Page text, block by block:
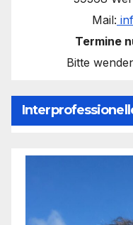
Mail:
Termine
Bitte